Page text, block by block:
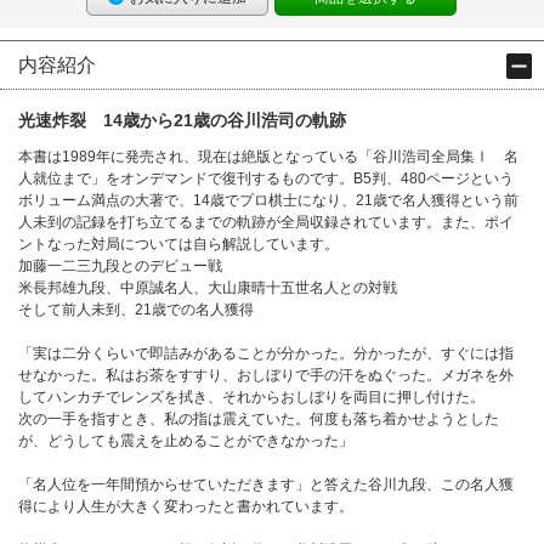
内容紹介
光速炸裂 14歳から21歳の谷川浩司の軌跡
本書は1989年に発売され、現在は絶版となっている「谷川浩司全局集Ⅰ 名
人就位まで」をオンデマンドで復刊するものです。B5判、480ページという
ボリューム満点の大著で、14歳でプロ棋士になり、21歳で名人獲得という前
人未到の記録を打ち立てるまでの軌跡が全局収録されています。また、ポイ
ントなった対局については自ら解説しています。
加藤一二三九段とのデビュー戦
米長邦雄九段、中原誠名人、大山康晴十五世名人との対戦
そして前人未到、21歳での名人獲得
「実は二分くらいで即詰みがあることが分かった。分かったが、すぐには指
せなかった。私はお茶をすすり、おしぼりで手の汗をぬぐった。メガネを外
してハンカチでレンズを拭き、それからおしぼりを両目に押し付けた。
次の一手を指すとき、私の指は震えていた。何度も落ち着かせようとした
が、どうしても震えを止めることができなかった」
「名人位を一年間預からせていただきます」と答えた谷川九段、この名人獲
得により人生が大きく変わったと書かれています。